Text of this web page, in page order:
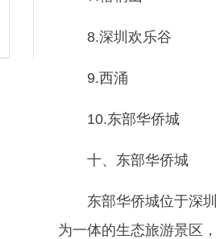
8.深圳欢乐谷
9.西涌
10.东部华侨城
十、东部华侨城
东部华侨城位于深
为一体的生态旅游景区